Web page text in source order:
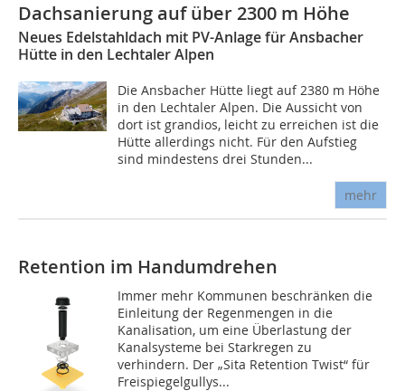
Dachsanierung auf über 2300 m Höhe
Neues Edelstahldach mit PV-Anlage für Ansbacher
Hütte in den Lechtaler Alpen
Die Ansbacher Hütte liegt auf 2380 m Höhe
in den Lechtaler Alpen. Die Aussicht von
dort ist grandios, leicht zu erreichen ist die
Hütte allerdings nicht. Für den Aufstieg
sind mindestens drei Stunden...
mehr
Retention im Handumdrehen
Immer mehr Kommunen beschränken die
Einleitung der Regenmengen in die
Kanalisation, um eine Überlastung der
Kanalsysteme bei Starkregen zu
verhindern. Der „Sita Retention Twist“ für
Freispiegelgullys...